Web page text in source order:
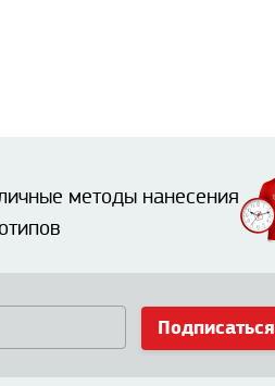
методы нанесения
Подписаться